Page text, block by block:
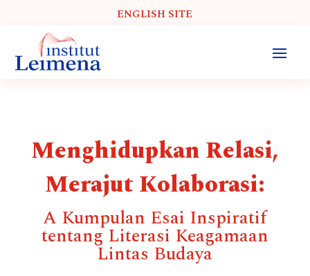
ENGLISH SITE
Menghidupkan Relasi,
Merajut Kolaborasi:
A Kumpulan Esai Inspiratif
tentang Literasi Keagamaan
Lintas Budaya